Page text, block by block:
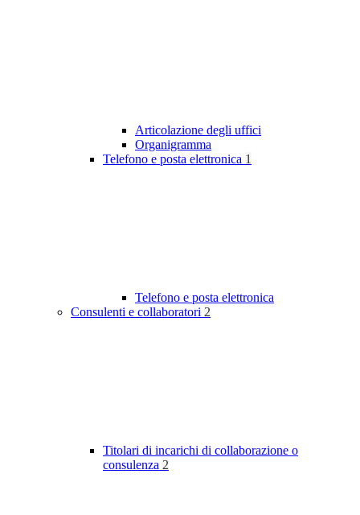
Articolazione degli uffici
Organigramma
Telefono e posta elettronica 1
Telefono e posta elettronica
Consulenti e collaboratori 2
Titolari di incarichi di collaborazione o
consulenza 2